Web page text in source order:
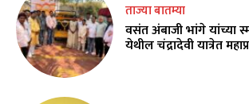
ताज्या बातम्या
वसंत अंबाजी भांगे यांच्या
येथील चंद्रादेवी यात्रेत